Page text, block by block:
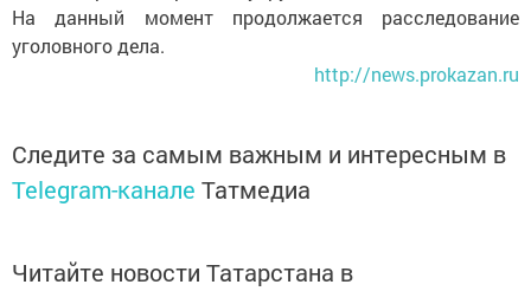
На данный момент продолжается расследование
уголовного дела.
http://news.prokazan.ru
Следите за самым важным и интересным в
Telegram-канале Татмедиа
Читайте новости Татарстана в